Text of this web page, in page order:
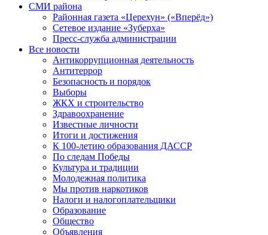
СМИ района
Районная газета «Церехун» («Вперёд»)
Сетевое издание «Зуберха»
Пресс-служба администрации
Все новости
Антикоррупционная деятельность
Антитеррор
Безопасность и порядок
Выборы
ЖКХ и строительство
Здравоохранение
Известные личности
Итоги и достижения
К 100-летию образования ДАССР
По следам Победы
Культура и традиции
Молодежная политика
Мы против наркотиков
Налоги и налогоплательщики
Образование
Общество
Объявления